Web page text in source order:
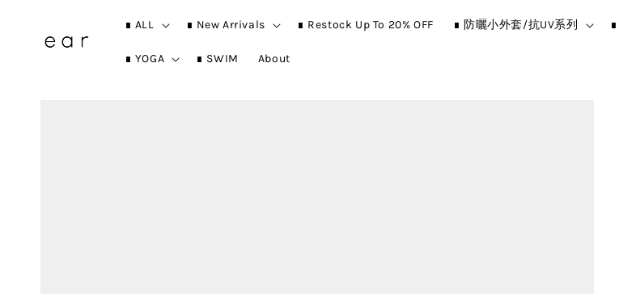
∎ ALL ∎ New Arrivals ∎ Restock Up To 20% OFF ∎ 防曬小外套/抗UV系列
∎ YOGA ∎ SWIM About